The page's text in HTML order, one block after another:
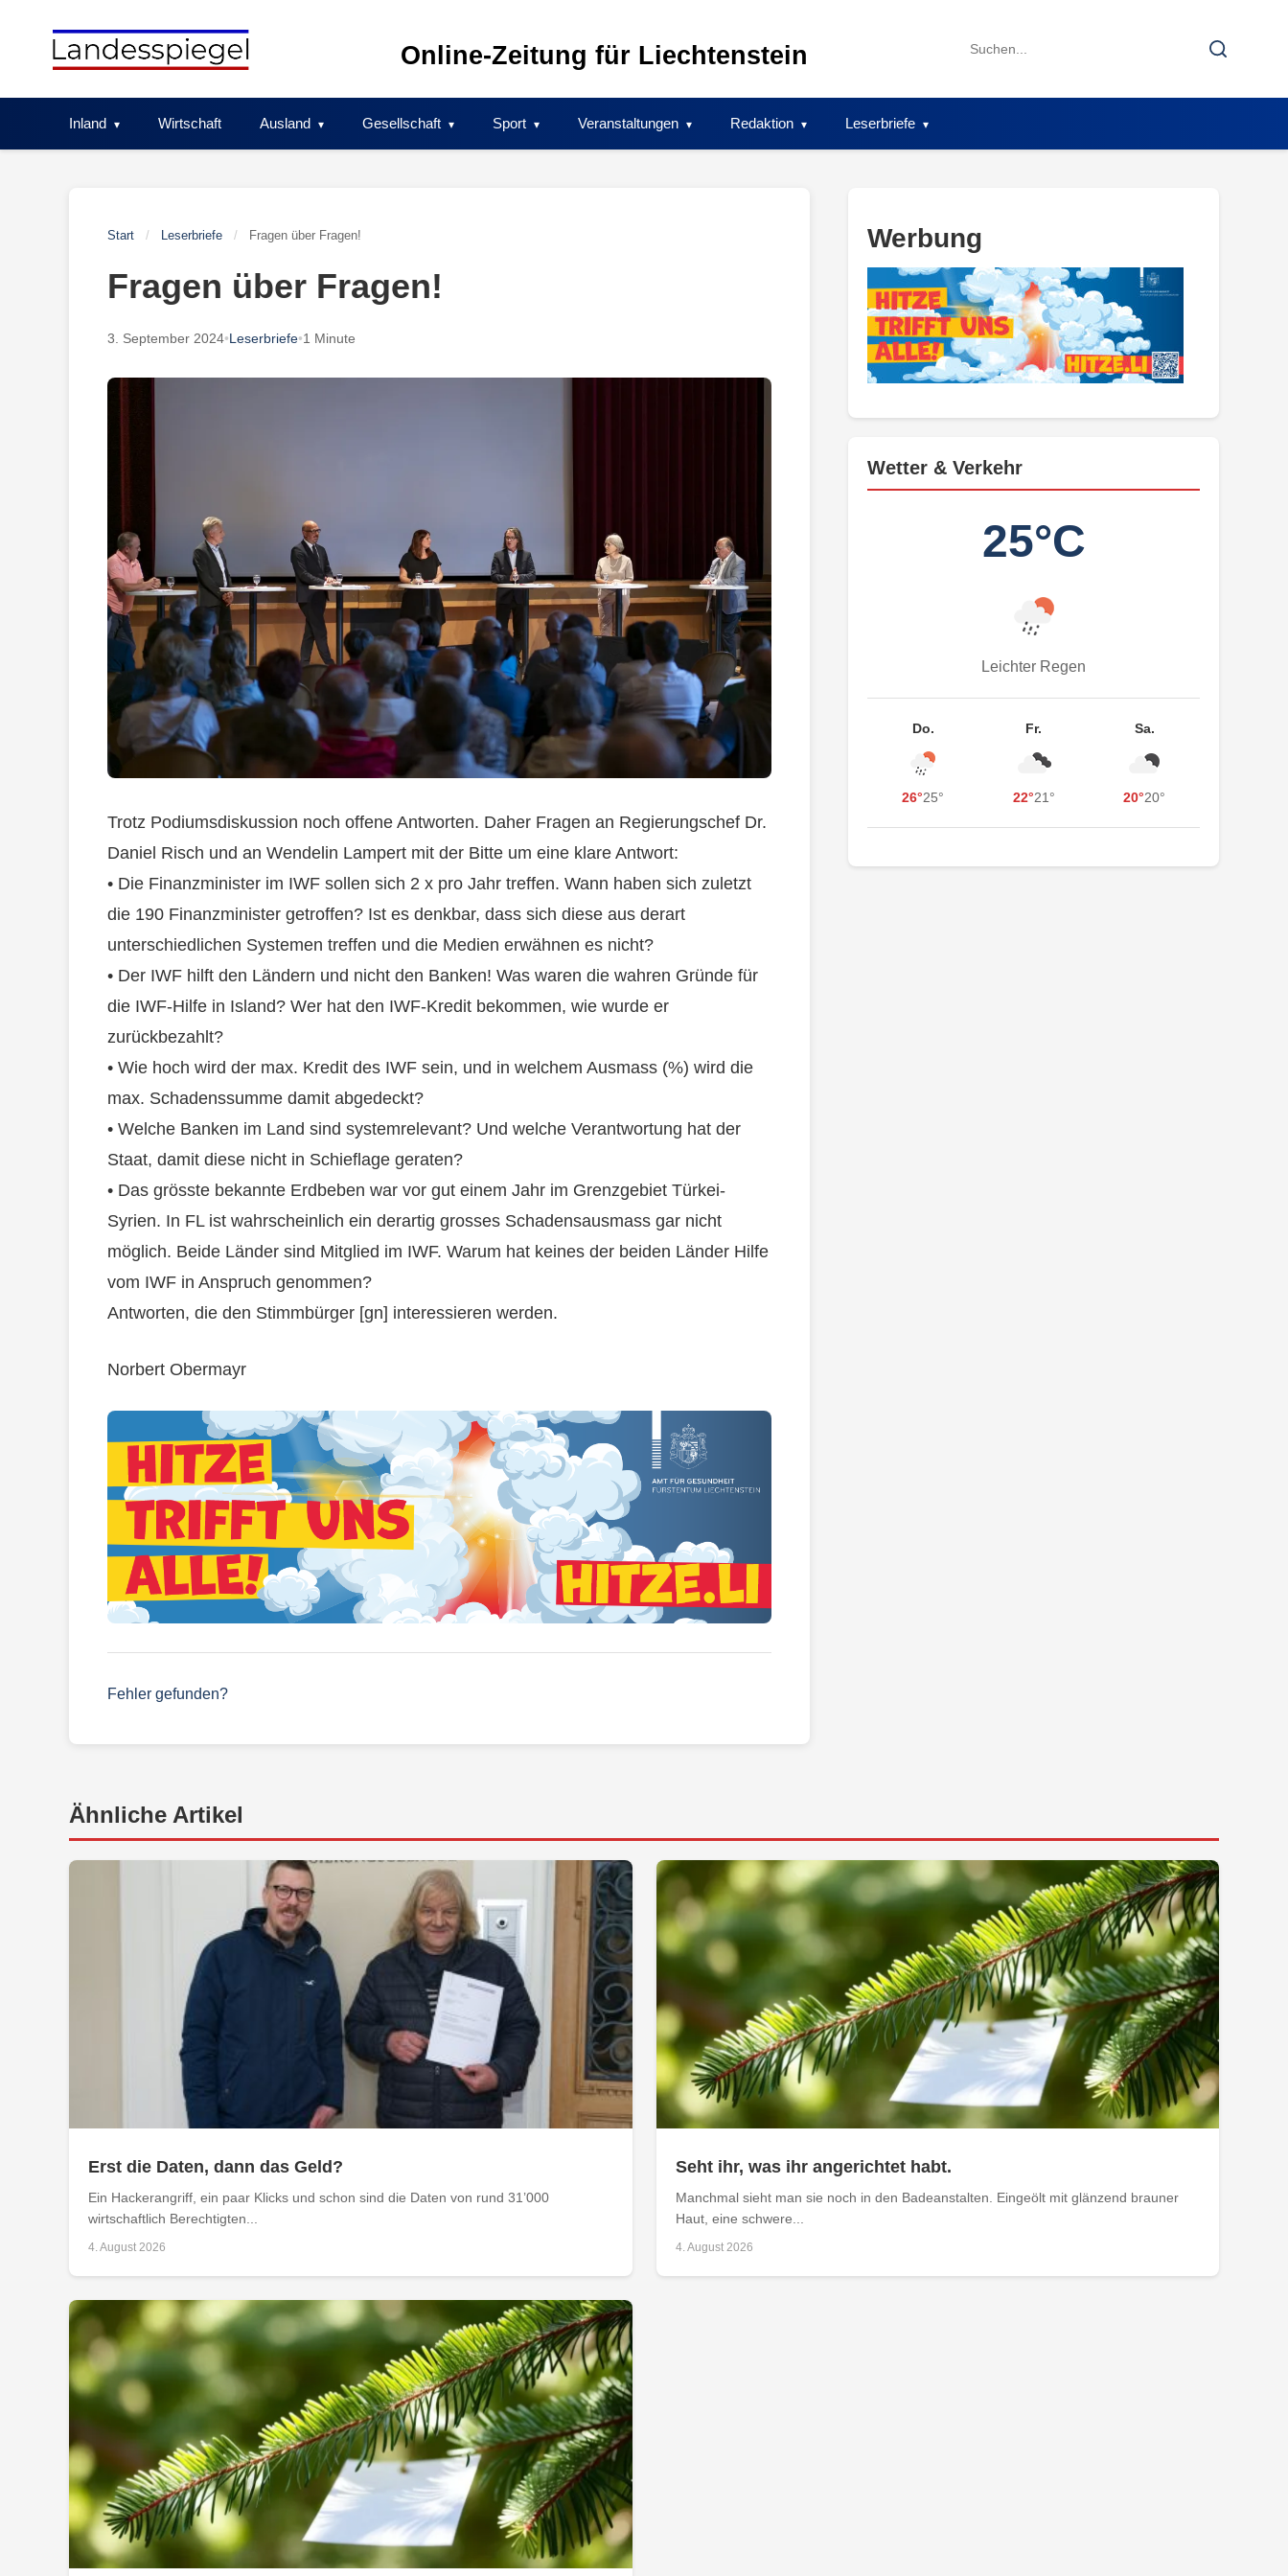
Online-Zeitung für Liechtenstein
Search
Search
Inland Wirtschaft Ausland Gesellschaft Sport Veranstaltungen Redaktion Leserbriefe
Start / Leserbriefe / Fragen über Fragen!
Fragen über Fragen!
3. September 2024•Leserbriefe•1 Minute
Trotz Podiumsdiskussion noch offene Antworten. Daher Fragen an Regierungschef Dr.
Daniel Risch und an Wendelin Lampert mit der Bitte um eine klare Antwort:
• Die Finanzminister im IWF sollen sich 2 x pro Jahr treffen. Wann haben sich zuletzt
die 190 Finanzminister getroffen? Ist es denkbar, dass sich diese aus derart
unterschiedlichen Systemen treffen und die Medien erwähnen es nicht?
• Der IWF hilft den Ländern und nicht den Banken! Was waren die wahren Gründe für
die IWF-Hilfe in Island? Wer hat den IWF-Kredit bekommen, wie wurde er
zurückbezahlt?
• Wie hoch wird der max. Kredit des IWF sein, und in welchem Ausmass (%) wird die
max. Schadenssumme damit abgedeckt?
• Welche Banken im Land sind systemrelevant? Und welche Verantwortung hat der
Staat, damit diese nicht in Schieflage geraten?
• Das grösste bekannte Erdbeben war vor gut einem Jahr im Grenzgebiet Türkei-
Syrien. In FL ist wahrscheinlich ein derartig grosses Schadensausmass gar nicht
möglich. Beide Länder sind Mitglied im IWF. Warum hat keines der beiden Länder Hilfe
vom IWF in Anspruch genommen?
Antworten, die den Stimmbürger [gn] interessieren werden.
Norbert Obermayr
Fehler gefunden?
Werbung
Wetter & Verkehr
25°C
Leichter Regen
Do.
26°25°
Fr.
22°21°
Sa.
20°20°
Ähnliche Artikel
Erst die Daten, dann das Geld?
Ein Hackerangriff, ein paar Klicks und schon sind die Daten von rund 31’000
wirtschaftlich Berechtigten...
4. August 2026
Seht ihr, was ihr angerichtet habt.
Manchmal sieht man sie noch in den Badeanstalten. Eingeölt mit glänzend brauner
Haut, eine schwere...
4. August 2026